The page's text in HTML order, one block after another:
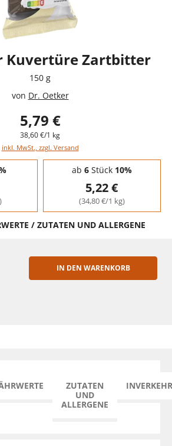
Kuvertüre Zartbitter
150 g
von Dr. Oetker
5,79 €
38,60 €/1 kg
inkl. MwSt., zzgl. Versand
ab 6Stück 10%
5,22 €
(34,80 €/1 kg)
/ ZUTATEN UND ALLERGENE
ERHÖHEN
IN DEN WARENKORB
ZUTATEN
UND
ALLERGENE